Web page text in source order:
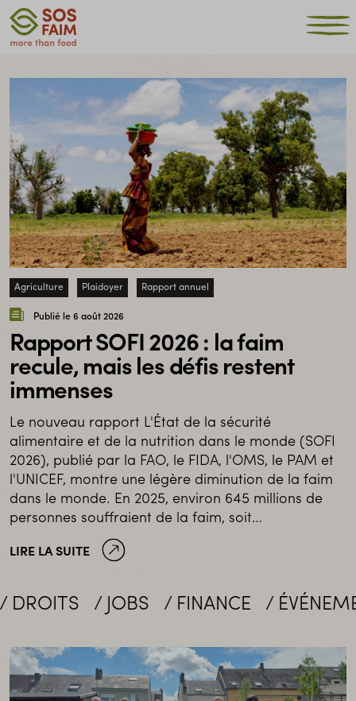
Agriculture Plaidoyer Rapport annuel
Publié le 6 août 2026
Rapport SOFI 2026 : la faim
recule, mais les défis restent
immenses
Le nouveau rapport L'État de la sécurité
alimentaire et de la nutrition dans le monde (SOFI
2026), publié par la FAO, le FIDA, l'OMS, le PAM et
l'UNICEF, montre une légère diminution de la faim
dans le monde. En 2025, environ 645 millions de
personnes souffraient de la faim, soit…
LIRE LA SUITE
JOBS FINANCE